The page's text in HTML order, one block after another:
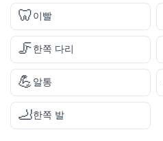
🦷이빨
🦵한쪽 다리
💪알통
🦶한쪽 발